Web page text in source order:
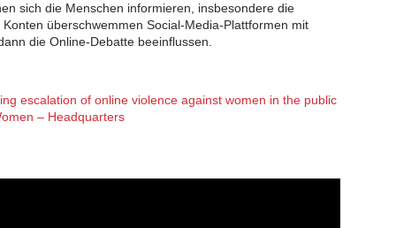
sich die Menschen informieren, insbesondere die
überschwemmen Social-Media-Plattformen mit
die Online-Debatte beeinflussen.
escalation of online violence against women in the public
– Headquarters